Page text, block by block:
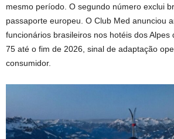
mesmo período. O segundo número exclui
passaporte europeu. O Club Med anunciou
funcionários brasileiros nos hotéis dos Alpes
75 até o fim de 2026, sinal de adaptação
consumidor.